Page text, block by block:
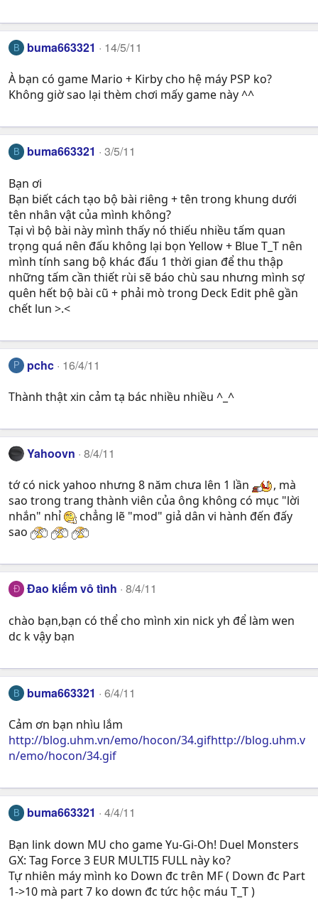
B buma663321 14/5/11
À bạn có game Mario + Kirby cho hệ máy PSP ko?
Không giờ sao lại thèm chơi mấy game này ^^
B buma663321 3/5/11
Bạn ơi
Bạn biết cách tạo bộ bài riêng + tên trong khung dưới
tên nhân vật của mình không?
Tại vì bộ bài này mình thấy nó thiếu nhiều tấm quan
trọng quá nên đấu không lại bọn Yellow + Blue T_T nên
mình tính sang bộ khác đấu 1 thời gian để thu thập
những tấm cần thiết rùi sẽ báo chù sau nhưng mình sợ
quên hết bộ bài cũ + phải mò trong Deck Edit phê gần
chết lun >.<
P pchc 16/4/11
Thành thật xin cảm tạ bác nhiều nhiều ^_^
Yahoovn 8/4/11
tớ có nick yahoo nhưng 8 năm chưa lên 1 lần
, mà
sao trong trang thành viên của ông không có mục "lời
nhắn" nhỉ
chẳng lẽ "mod" giả dân vi hành đến đấy
sao
Đ Đao kiếm vô tình 8/4/11
chào bạn,bạn có thể cho mình xin nick yh để làm wen
dc k vậy bạn
B buma663321 6/4/11
Cảm ơn bạn nhìu lắm
http://blog.uhm.vn/emo/hocon/34.gifhttp://blog.uhm.v
n/emo/hocon/34.gif
B buma663321 4/4/11
Bạn link down MU cho game Yu-Gi-Oh! Duel Monsters
GX: Tag Force 3 EUR MULTI5 FULL này ko?
Tự nhiên máy mình ko Down đc trên MF ( Down đc Part
1->10 mà part 7 ko down đc tức hộc máu T_T )